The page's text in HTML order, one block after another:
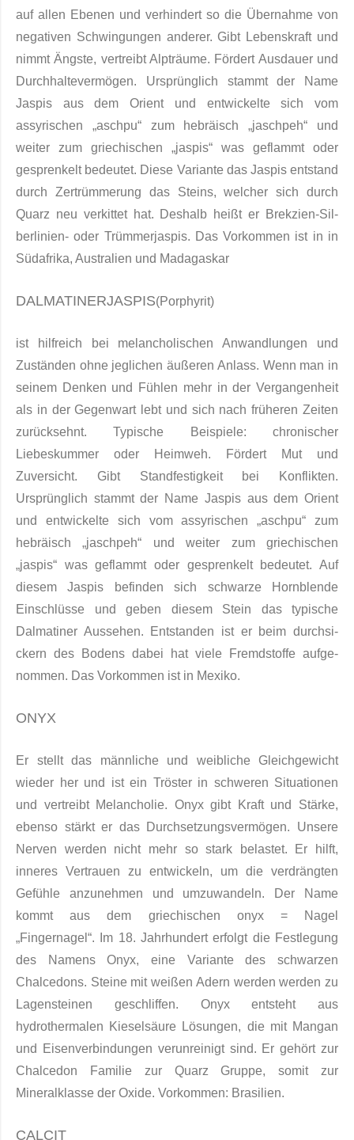
auf allen Ebenen und verhindert so die Übernahme von
negativen Schwingungen anderer. Gibt Lebenskraft und
nimmt Ängste, vertreibt Alpträume. Fördert Ausdauer und
Durchhaltevermögen. Ursprünglich stammt der Name
Jaspis aus dem Orient und entwickelte sich vom
assyrischen „aschpu“ zum hebräisch „jaschpeh“ und
weiter zum griechischen „jaspis“ was geflammt oder
gesprenkelt be­deutet. Diese Variante das Jaspis entstand
durch Zertrümmerung das Steins, welcher sich durch
Quarz neu verkit­tet hat. Deshalb heißt er Brekzien-Sil­
berlinien- oder Trümmerjaspis. Das Vorkom­men ist in in
Südafrika, Australien und Madagaskar
DALMATINERJASPIS(Porphyrit)
ist hilfreich bei melancholischen Anwandlungen und
Zuständen ohne jeglichen äußeren Anlass. Wenn man in
seinem Denken und Fühlen mehr in der Vergangenheit
als in der Gegenwart lebt und sich nach früheren Zeiten
zurücksehnt. Typische Beispiele: chronischer
Liebeskummer oder Heimweh. Fördert Mut und
Zuversicht. Gibt Standfestigkeit bei Konflikten.
Ursprünglich stammt der Name Jaspis aus dem Orient
und entwickelte sich vom assyrischen „aschpu“ zum
hebräisch „jaschpeh“ und weiter zum griechischen
„jaspis“ was geflammt oder gesprenkelt be­deutet. Auf
diesem Jaspis befinden sich schwarze Hornblende
Einschlüsse und geben diesem Stein das typische
Dalmatiner Aussehen. Entstanden ist er beim durchsi­
ckern des Bodens dabei hat viele Fremdstoffe aufge­
nommen. Das Vorkommen ist in Mexiko.
ONYX
Er stellt das männliche und weibliche Gleichgewicht
wieder her und ist ein Tröster in schweren Situationen
und vertreibt Melancholie. Onyx gibt Kraft und Stärke,
ebenso stärkt er das Durchsetzungsvermögen. Unsere
Nerven werden nicht mehr so stark belastet. Er hilft,
inneres Vertrauen zu entwickeln, um die verdrängten
Gefühle anzunehmen und umzuwandeln. Der Name
kommt aus dem griechischen onyx = Nagel
„Fingernagel“. Im 18. Jahrhundert erfolgt die Festlegung
des Namens Onyx, eine Variante des schwarzen
Chalcedons. Steine mit weißen Adern werden werden zu
Lagensteinen geschliffen. Onyx entsteht aus
hydrothermalen Kieselsäure Lösun­gen, die mit Mangan
und Eisenverbindungen verunreinigt sind. Er gehört zur
Chalce­don Familie zur Quarz Gruppe, somit zur
Mineralklasse der Oxide. Vorkommen: Brasilien.
CALCIT